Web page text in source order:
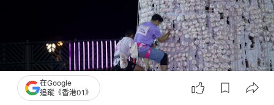
在Google
追蹤《香港01》